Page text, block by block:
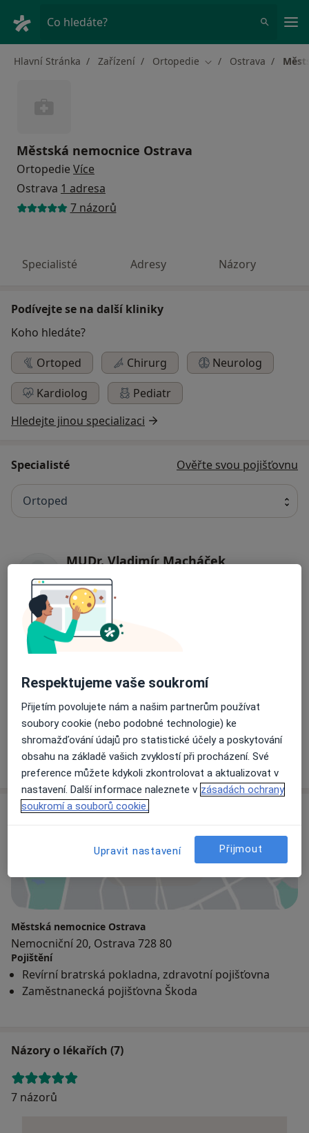
Co hledáte?
Hlavní Stránka Zařízení Ortopedie Změna města
Ostrava
Městská nemocnice Ostrava
Ortopedie Více
Ostrava 1 adresa
7 názorů
Specialisté Adresy Názory
Podívejte se na další kliniky
Koho hledáte?
Ortoped
Chirurg
Neurolog
Kardiolog
Pediatr
Hledejte jinou specializaci
Specialisté Ověřte svou pojišťovnu
Ortoped
MUDr. Vladimír Macháček
Ortoped
MUDr. Ondřej Valach
4 názory
MUDr. Petr Houček
Ortoped
1 názor
Adresa
Městská nemocnice Ostrava
Nemocniční 20, Ostrava 728 80
Pojištění
Revírní bratrská pokladna, zdravotní pojišťovna
Zaměstnanecká pojišťovna Škoda
Názory o lékařích (7)
7 názorů
Respektujeme vaše soukromí
Přijetím povolujete nám a našim partnerům používat
soubory cookie (nebo podobné technologie) ke
shromažďování údajů pro statistické účely a poskytování
obsahu na základě vašich zvyklostí při procházení. Své
preference můžete kdykoli zkontrolovat a aktualizovat v
nastavení. Další informace naleznete v zásadách ochrany
soukromí a souborů cookie.
Upravit nastavení Přijmout